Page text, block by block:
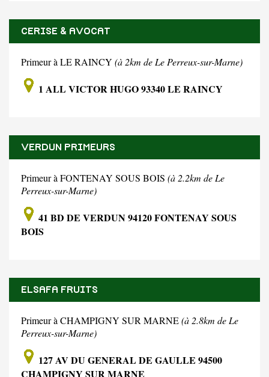
CERISE & AVOCAT
Primeur à LE RAINCY (à 2km de Le Perreux-sur-Marne)
1 ALL VICTOR HUGO 93340 LE RAINCY
VERDUN PRIMEURS
Primeur à FONTENAY SOUS BOIS (à 2.2km de Le
Perreux-sur-Marne)
41 BD DE VERDUN 94120 FONTENAY SOUS
BOIS
ELSAFA FRUITS
Primeur à CHAMPIGNY SUR MARNE(à 2.8km de Le
Perreux-sur-Marne)
127 AV DU GENERAL DE GAULLE 94500
CHAMPIGNY SUR MARNE